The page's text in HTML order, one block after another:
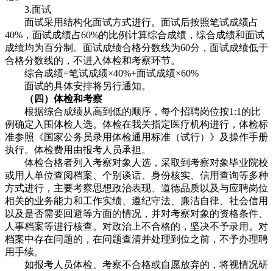
3.面试
面试采用结构化面试方式进行。面试后按照笔试成绩占
40%，面试成绩占60%的比例计算综合成绩，综合成绩和面试
成绩均为百分制。面试成绩合格分数线为60分，面试成绩低于
合格分数线的，不进入体检和考察环节。
综合成绩=笔试成绩×40%+面试成绩×60%
面试的具体安排将另行通知。
（四）体检和考察
根据综合成绩从高到低的顺序，每个招聘岗位按1:1的比
例确定入围体检人选。体检在我关指定医疗机构进行，体检标
准参照《国家公务员录用体检通用标准（试行）》及操作手册
执行。体检费用由报考人员承担。
体检合格者列入考察对象人选，采取到考察对象毕业院校
或用人单位查阅档案、个别谈话、身份核实、信用查询等多种
方式进行，主要考察思想政治表现、道德品质以及与应聘岗位
相关的业务能力和工作实绩、遵纪守法、廉洁自律、社会信用
以及是否需要回避等方面的情况，并对考察对象的资格条件、
人事档案等进行核查。对政治上不合格的，坚决不予录用。对
档案中存在问题的，在问题查清并处理到位之前，不予办理聘
用手续。
如报考人员体检、考察不合格或自愿放弃的，将视情况研